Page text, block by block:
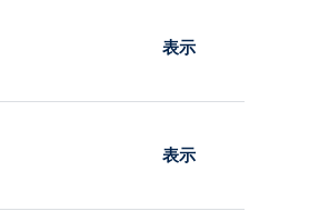
表示
表示